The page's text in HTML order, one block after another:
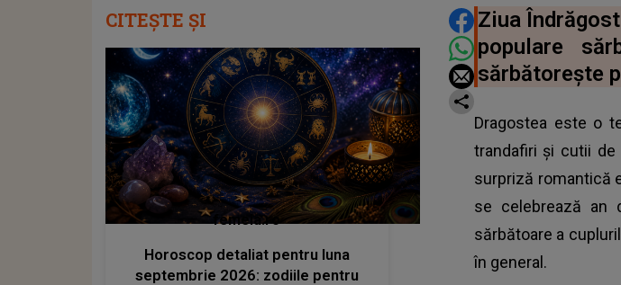
DISTRIBUIE
Ziua
populare
sărbătoreşte
Dragostea este o
trandafiri şi cutii
surpriză romantică
se celebrează an
sărbătoare a
în general.
CITEȘTE ȘI
femeia.ro
Horoscop detaliat pentru luna
septembrie 2026: zodiile pentru